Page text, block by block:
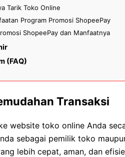
Tarik Toko Online
Program Promosi ShopeePay
ShopeePay dan Manfaatnya
(FAQ)
Transaksi
website toko online Anda
sebagai pemilik toko
lebih cepat, aman, dan